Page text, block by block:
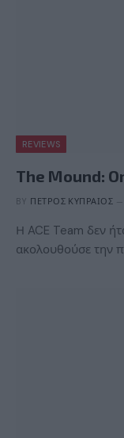
REVIEWS
The Mound:
BY ΠΈΤΡΟΣ ΚΥΠΡΑΊΟΣ
Η ACE Team δεν
ακολουθούσε την